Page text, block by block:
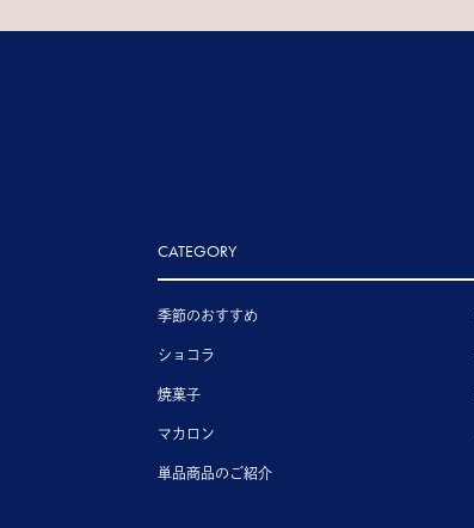
CATEGORY
季節のおすすめ
ショコラ
焼菓子
マカロン
単品商品のご紹介